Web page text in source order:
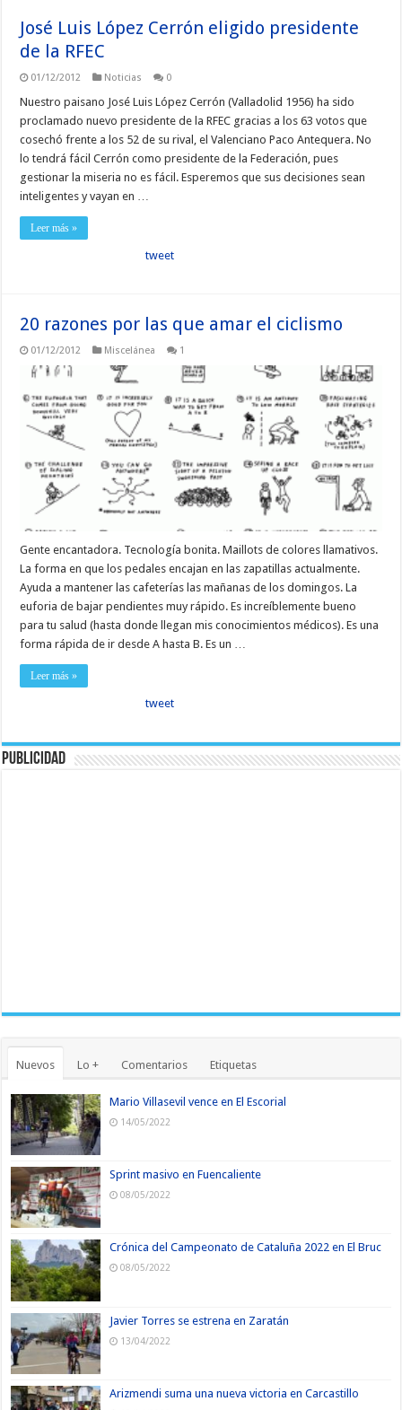
José Luis López Cerrón eligido presidente
de la RFEC
01/12/2012 Noticias 0
Nuestro paisano José Luis López Cerrón (Valladolid 1956) ha sido
proclamado nuevo presidente de la RFEC gracias a los 63 votos que
cosechó frente a los 52 de su rival, el Valenciano Paco Antequera. No
lo tendrá fácil Cerrón como presidente de la Federación, pues
gestionar la miseria no es fácil. Esperemos que sus decisiones sean
inteligentes y vayan en …
Leer más »
tweet
20 razones por las que amar el ciclismo
01/12/2012 Miscelánea 1
Gente encantadora. Tecnología bonita. Maillots de colores llamativos.
La forma en que los pedales encajan en las zapatillas actualmente.
Ayuda a mantener las cafeterías las mañanas de los domingos. La
euforia de bajar pendientes muy rápido. Es increíblemente bueno
para tu salud (hasta donde llegan mis conocimientos médicos). Es una
forma rápida de ir desde A hasta B. Es un …
Leer más »
tweet
Publicidad
Nuevos Lo + Comentarios Etiquetas
Mario Villasevil vence en El Escorial
14/05/2022
Sprint masivo en Fuencaliente
08/05/2022
Crónica del Campeonato de Cataluña 2022 en El Bruc
08/05/2022
Javier Torres se estrena en Zaratán
13/04/2022
Arizmendi suma una nueva victoria en Carcastillo